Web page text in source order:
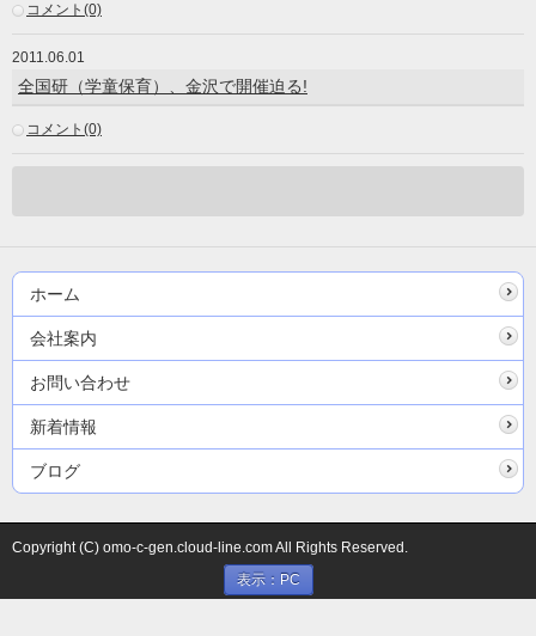
コメント(0)
2011.06.01
全国研（学童保育）、金沢で開催迫る!
コメント(0)
ホーム
会社案内
お問い合わせ
新着情報
ブログ
Copyright (C) omo-c-gen.cloud-line.com All Rights Reserved.
表示：PC